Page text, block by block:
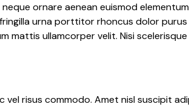
ornare aenean euismod
urna porttitor rhoncus dolor
mattis ullamcorper velit. Nisi
vel risus commodo. Amet nisl suscipit